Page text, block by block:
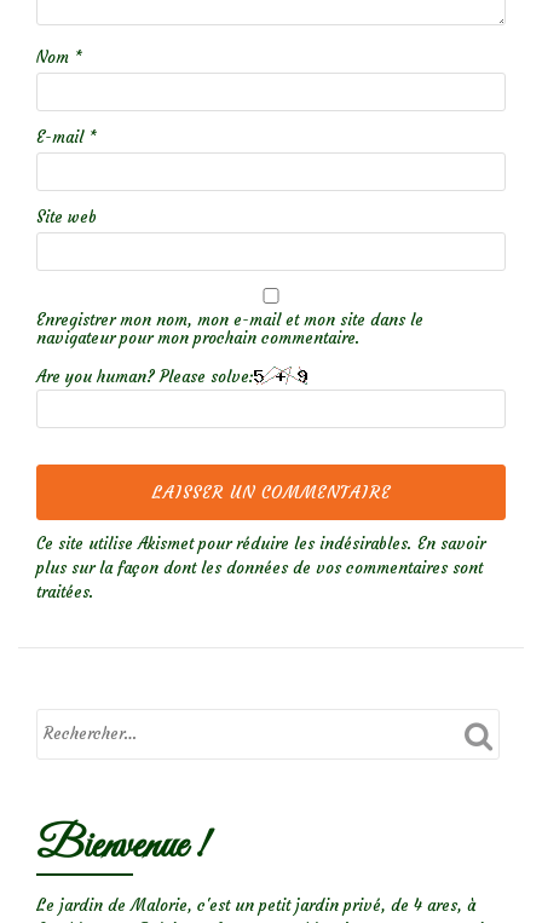
Nom *
E-mail *
Site web
Enregistrer mon nom, mon e-mail et mon site dans le
navigateur pour mon prochain commentaire.
Are you human? Please solve:
Ce site utilise Akismet pour réduire les indésirables. En savoir
plus sur la façon dont les données de vos commentaires sont
traitées.
Bienvenue !
Le jardin de Malorie, c'est un petit jardin privé, de 4 ares, à